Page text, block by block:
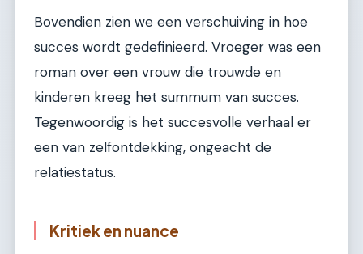
Bovendien zien we een verschuiving in hoe
succes wordt gedefinieerd. Vroeger was een
roman over een vrouw die trouwde en
kinderen kreeg het summum van succes.
Tegenwoordig is het succesvolle verhaal er
een van zelfontdekking, ongeacht de
relatiestatus.
Kritiek en nuance